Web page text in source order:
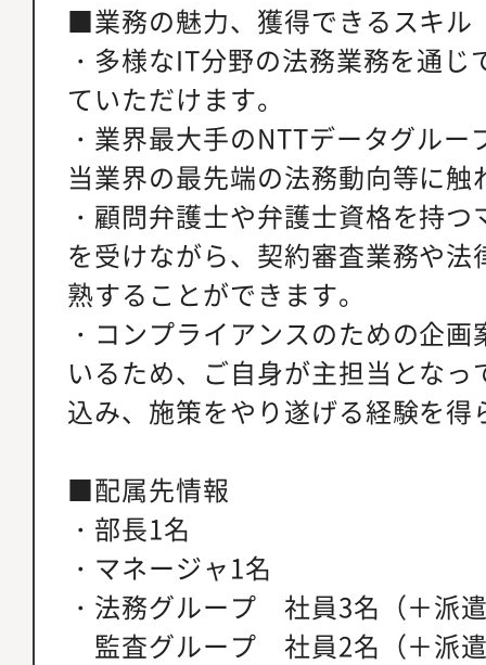
■業務の魅力、獲得できるスキル
・多様なIT分野の法務業務を通
ていただけます。
・業界最大手のNTTデータグル
当業界の最先端の法務動向等に
・顧問弁護士や弁護士資格を持
を受けながら、契約審査業務や
熟することができます。
・コンプライアンスのための企
いるため、ご自身が主担当とな
込み、施策をやり遂げる経験を得
■配属先情報
・部長1名
・マネージャ1名
・法務グループ 社員3名（＋派
監査グループ 社員2名（＋派